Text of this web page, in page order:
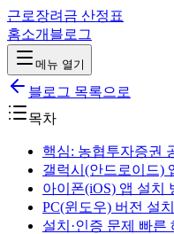
근로장려금 산정표
홈소개 블로그
메뉴 열기
블로그 목록으로
목차
핵심: 농협투자증권
갤럭시(안드로이드)
아이폰(iOS) 앱 설치
PC(윈도우) 버전 설
설치·인증 문제 빠른